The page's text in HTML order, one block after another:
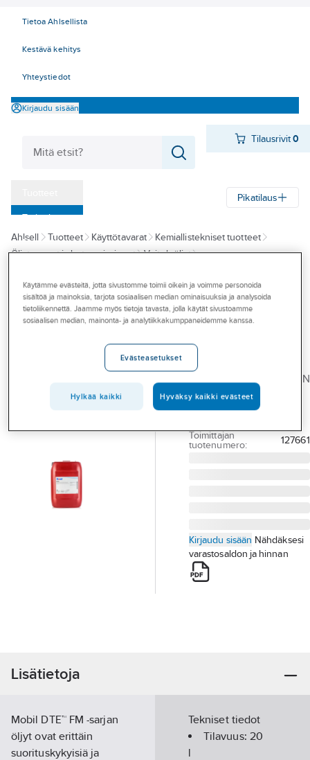
Tietoa Ahlsellista
Kestävä kehitys
Yhteystiedot
Kirjaudu sisään
Tilausrivit 0
‎Tarjoukset
Myymälät
Konseptit
Palvelut
Pikatilaus
Ahlsell Tuotteet Käyttötavarat
Kemiallistekniset tuotteet
Öljyt, rasvat ja lastuamisaineet
Voiteluöljyt
MOBIL
Elintarvikeöljy
Mobil DTE FM -
ELINTARVIKEKELPOINEN
ÖLJY 20L MOBIL DTE
FM 32 PAIL
Toimittajan
tuotenumero:
127661
Kirjaudu sisään Nähdäksesi
varastosaldon ja hinnan
Lisätietoja
Mobil DTE™ FM -sarjan
öljyt ovat erittäin
suorituskykyisiä ja
Tekniset tiedot
Tilavuus: 20
l
Käytämme evästeitä, jotta sivustomme toimii oikein ja voimme personoida
sisältöä ja mainoksia, tarjota sosiaalisen median ominaisuuksia ja analysoida
tietoliikennettä. Jaamme myös tietoja tavasta, jolla käytät sivustoamme
sosiaalisen median, mainonta- ja analytiikkakumppaneidemme kanssa.
Evästeasetukset
Hylkää kaikki Hyväksy kaikki evästeet